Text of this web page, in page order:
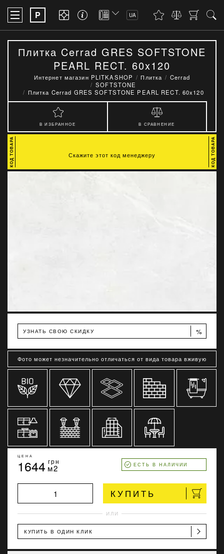
P UA
Плитка Cerrad GRES SOFTSTONE
PEARL RECT. 60x120
Интернет магазин PLITKASHOP Плитка
Cerrad
SOFTSTONE
Плитка Cerrad GRES SOFTSTONE PEARL RECT. 60x120
В ИЗБРАННОЕ В СРАВНЕНИЕ
УЗНАТЬ СВОЮ СКИДКУ %
Фото может незначительно отличаться от вида товара вживую
ЦЕНА
1644 грн
м2 ЕСТЬ В НАЛИЧИИ
КУПИТЬ
ИЛИ
КУПИТЬ В ОДИН КЛИК
Скажите этот код менеджеру